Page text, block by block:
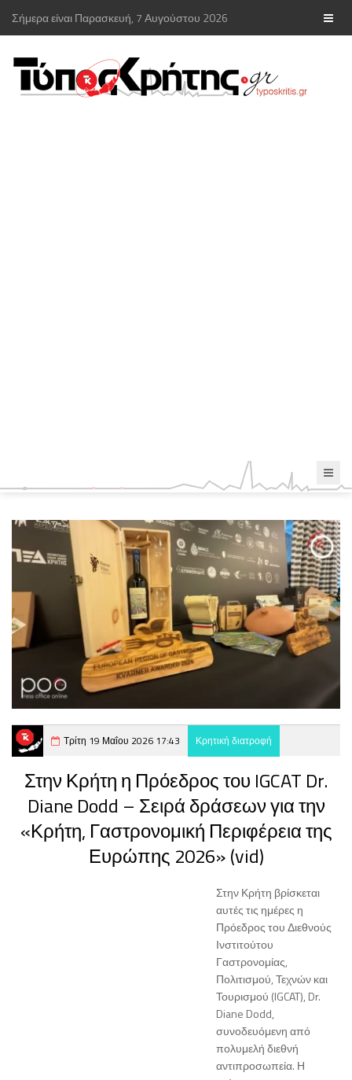
Σήμερα είναι Παρασκευή, 7 Αυγούστου 2026
Τρίτη 19 Μαΐου 2026 17:43 Κρητική διατροφή
Στην Κρήτη η Πρόεδρος του IGCAT Dr.
Diane Dodd – Σειρά δράσεων για την
«Κρήτη, Γαστρονομική Περιφέρεια της
Ευρώπης 2026» (vid)
Στην Κρήτη βρίσκεται
αυτές τις ημέρες η
Πρόεδρος του Διεθνούς
Ινστιτούτου
Γαστρονομίας,
Πολιτισμού, Τεχνών και
Τουρισμού (IGCAT), Dr.
Diane Dodd,
συνοδευόμενη από
πολυμελή διεθνή
αντιπροσωπεία. Η